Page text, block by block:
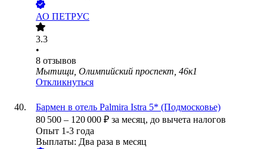
АО ПЕТРУС
3.3
•
8 отзывов
Мытищи, Олимпийский проспект, 46к1
Откликнуться
Бармен в отель Palmira Istra 5* (Подмосковье)
80 500 – 120 000 ₽ за месяц, до вычета налогов
Опыт 1-3 года
Выплаты: Два раза в месяц